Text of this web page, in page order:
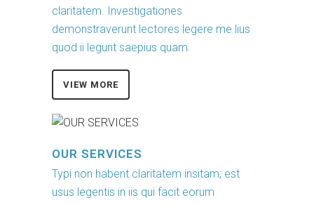
claritatem. Investigationes
demonstraverunt lectores legere me lius
quod ii legunt saepius quam.
VIEW MORE
OUR SERVICES
Typi non habent claritatem insitam; est
usus legentis in iis qui facit eorum